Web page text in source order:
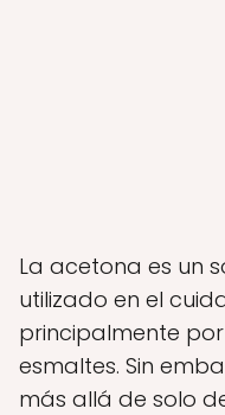
La acetona es un
utilizado en el
principalmente
esmaltes. Sin
más allá de solo